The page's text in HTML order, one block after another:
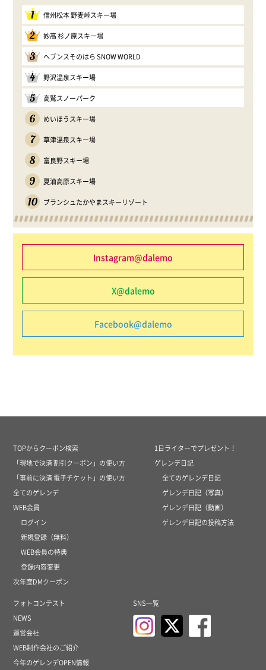
1 信州松本 野麦峠スキー場
2 妙高 杉ノ原スキー場
3 ヘブンスそのはら SNOW WORLD
4 野沢温泉スキー場
5 高鷲スノーパーク
6 めいほうスキー場
7 草津温泉スキー場
8 富良野スキー場
9 夏油高原スキー場
10 ブランシュたかやまスキーリゾート
Instagram@dalemo
X@dalemo
Facebook@dalemo
TOPからクーポン検索
「現地で決済 割引クーポン」の使い方
「事前に決済 電子チケット」の使い方
全てのゲレンデ
WEB会員
ログイン
新規登録（無料）
WEB会員の特典
登録内容変更
次年度DMクーポン
1日ライターでプレゼント！
ゲレンデ日記
全てのゲレンデ日記
ゲレンデ日記（写真）
ゲレンデ日記（動画）
ゲレンデ日記の投稿方法
フォトコンテスト
NEWS
運営会社
WEB制作会社のご紹介
今年のゲレンデOPEN情報
SNS一覧